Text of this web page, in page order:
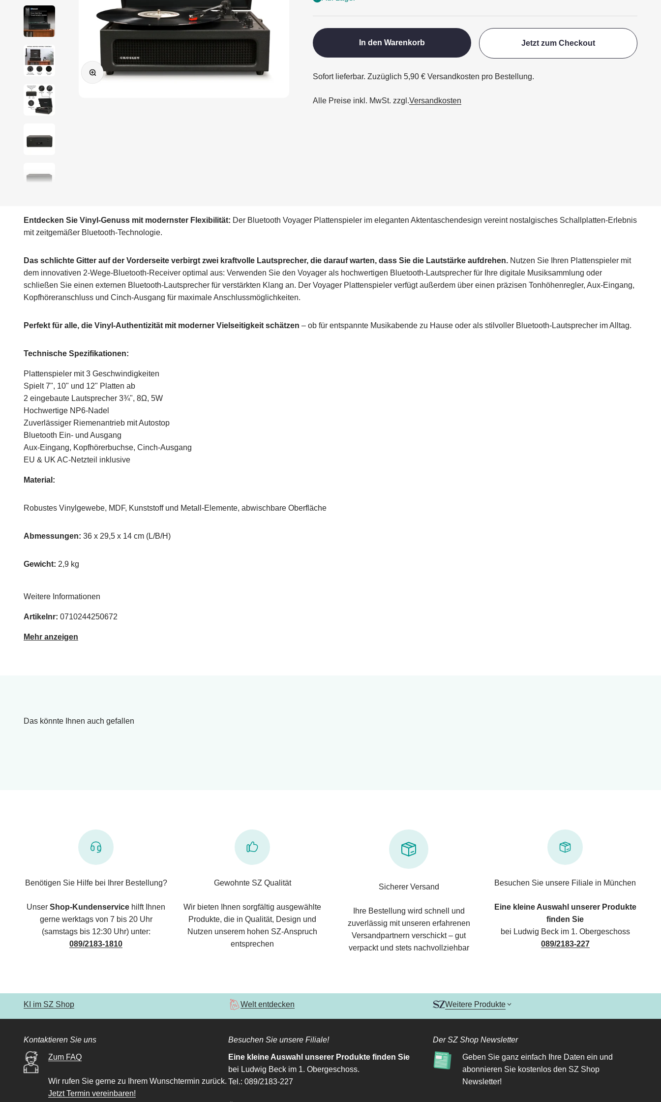
Bild vergrößern
In den Warenkorb Jetzt zum Checkout
Sofort lieferbar. Zuzüglich 5,90 € Versandkosten pro Bestellung.
Alle Preise inkl. MwSt. zzgl.Versandkosten
Entdecken Sie Vinyl-Genuss mit modernster Flexibilität: Der Bluetooth Voyager Plattenspieler im eleganten Aktentaschendesign vereint nostalgisches Schallplatten-Erlebnis
mit zeitgemäßer Bluetooth-Technologie.
Das schlichte Gitter auf der Vorderseite verbirgt zwei kraftvolle Lautsprecher, die darauf warten, dass Sie die Lautstärke aufdrehen. Nutzen Sie Ihren Plattenspieler mit
dem innovativen 2-Wege-Bluetooth-Receiver optimal aus: Verwenden Sie den Voyager als hochwertigen Bluetooth-Lautsprecher für Ihre digitale Musiksammlung oder
schließen Sie einen externen Bluetooth-Lautsprecher für verstärkten Klang an. Der Voyager Plattenspieler verfügt außerdem über einen präzisen Tonhöhenregler, Aux-Eingang,
Kopfhöreranschluss und Cinch-Ausgang für maximale Anschlussmöglichkeiten.
Perfekt für alle, die Vinyl-Authentizität mit moderner Vielseitigkeit schätzen – ob für entspannte Musikabende zu Hause oder als stilvoller Bluetooth-Lautsprecher im Alltag.
Technische Spezifikationen:
Plattenspieler mit 3 Geschwindigkeiten
Spielt 7", 10" und 12" Platten ab
2 eingebaute Lautsprecher 3¾", 8Ω, 5W
Hochwertige NP6-Nadel
Zuverlässiger Riemenantrieb mit Autostop
Bluetooth Ein- und Ausgang
Aux-Eingang, Kopfhörerbuchse, Cinch-Ausgang
EU & UK AC-Netzteil inklusive
Material:
Robustes Vinylgewebe, MDF, Kunststoff und Metall-Elemente, abwischbare Oberfläche
Abmessungen: 36 x 29,5 x 14 cm (L/B/H)
Gewicht: 2,9 kg
Weitere Informationen
Artikelnr: 0710244250672
Mehr anzeigen
Das könnte Ihnen auch gefallen
Benötigen Sie Hilfe bei Ihrer Bestellung?
Unser Shop-Kundenservice hilft Ihnen
gerne werktags von 7 bis 20 Uhr
(samstags bis 12:30 Uhr) unter:
089/2183-1810
Gewohnte SZ Qualität
Wir bieten Ihnen sorgfältig ausgewählte
Produkte, die in Qualität, Design und
Nutzen unserem hohen SZ-Anspruch
entsprechen
Sicherer Versand
Ihre Bestellung wird schnell und
zuverlässig mit unseren erfahrenen
Versandpartnern verschickt – gut
verpackt und stets nachvollziehbar
Besuchen Sie unsere Filiale in München
Eine kleine Auswahl unserer Produkte
finden Sie
bei Ludwig Beck im 1. Obergeschoss
089/2183-227
KI im SZ Shop Welt entdecken Weitere Produkte
Kontaktieren Sie uns
Zum FAQ
Wir rufen Sie gerne zu Ihrem Wunschtermin zurück.
Jetzt Termin vereinbaren!
Besuchen Sie unsere Filiale!
Eine kleine Auswahl unserer Produkte finden Sie
bei Ludwig Beck im 1. Obergeschoss.
Tel.: 089/2183-227
Der SZ Shop Newsletter
Geben Sie ganz einfach Ihre Daten ein und
abonnieren Sie kostenlos den SZ Shop
Newsletter!